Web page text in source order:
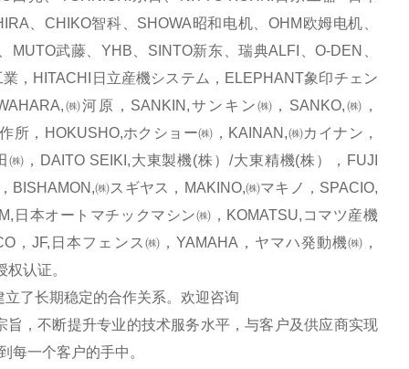
、CHIKO智科、SHOWA昭和电机、OHM欧姆电机、
武藤、YHB、SINTO新东、瑞典ALFI、O-DEN、
，HITACHI日立産機システム，ELEPHANT象印チェン
㈱河原，SANKIN,サンキン㈱，SANKO,㈱，
所，HOKUSHO,ホクショー㈱，KAINAN,㈱カイナン，
，DAITO SEIKI,大東製機(株）/大東精機(株），FUJI
㈱スギヤス，MAKINO,㈱マキノ，SPACIO,
日本オートマチックマシン㈱，KOMATSU,コマツ産機
，JF,日本フェンス㈱，YAMAHA，ヤマハ発動機㈱，
权认证。
了长期稳定的合作关系。欢迎咨询
，不断提升专业的技术服务水平，与客户及供应商实现
每一个客户的手中。